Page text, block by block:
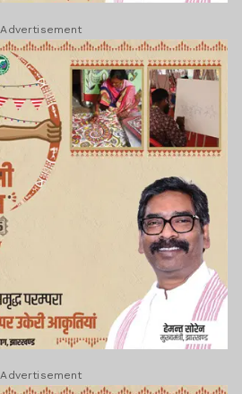
Advertisement
Advertisement